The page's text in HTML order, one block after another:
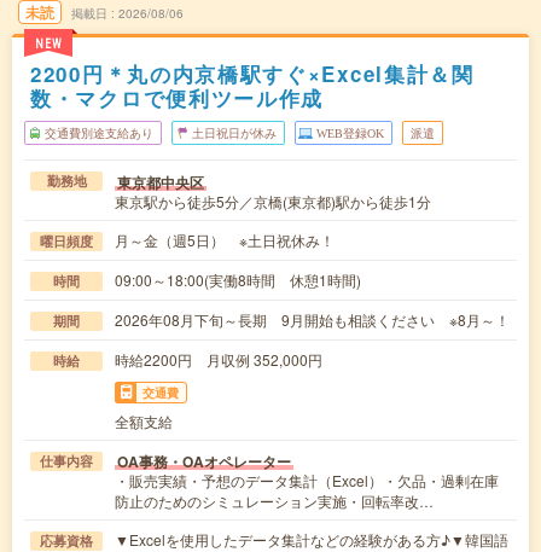
未読
NEW
掲載日 2026/08/06
2200円＊丸の内京橋駅すぐ×Excel集計＆関
数・マクロで便利ツール作成
交通費別途支給あり 土日祝日が休み WEB登録OK 派遣
勤務地 東京都中央区
東京駅から徒歩5分／京橋(東京都)駅から徒歩1分
曜日頻度 月～金（週5日） ※土日祝休み！
時間 09:00～18:00(実働8時間 休憩1時間)
期間 2026年08月下旬～長期 9月開始も相談ください ※8月～！
時給 時給2200円 月収例 352,000円
交通費
全額支給
仕事内容 OA事務・OAオペレーター
・販売実績・予想のデータ集計（Excel）・欠品・過剰在庫
防止のためのシミュレーション実施・回転率改…
応募資格
▼Excelを使用したデータ集計などの経験がある方♪▼韓国語